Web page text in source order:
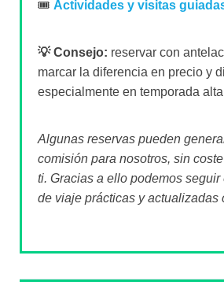
🎟️ Actividades y visitas
💡 Consejo: reservar con
marcar la diferencia en precio y
especialmente en temporada
Algunas reservas pueden
comisión para nosotros, sin
ti. Gracias a ello podemos
de viaje prácticas y actualizadas